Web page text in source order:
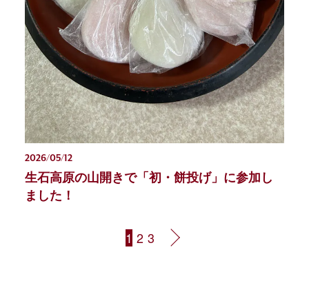
2026/05/12
生石高原の山開きで「初・餅投げ」に参加し
ました！
1 2 3